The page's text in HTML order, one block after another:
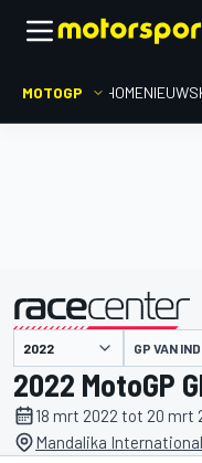
MOTOGP HOMENIEUWS
gepresenteerd door GP VAN
2022 MotoGP
18 mrt 2022 tot 20 mrt
Mandalika